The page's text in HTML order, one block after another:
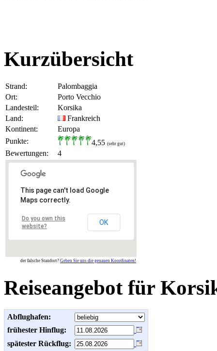
Kurzübersicht
Strand:
Palombaggia
Ort:
Porto Vecchio
Landesteil:
Korsika
Land:
Frankreich
Kontinent:
Europa
Punkte:
4,55 (sehr gut)
Bewertungen: 4
This page can't load Google
Maps correctly.
Do you own this
website?
OK
der falsche Standort? Geben Sie uns die genauen Koordinaten!
Reiseangebot für
Abflughafen:
frühester Hinflug:
spätester Rückflug: